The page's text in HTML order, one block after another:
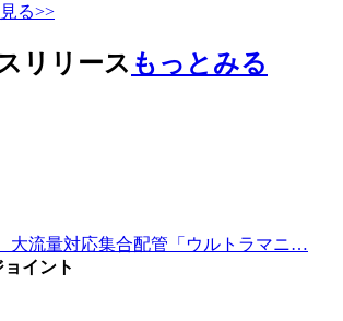
る>>
リリース もっとみる
大流量対応集合配管「ウルトラマニ…
イント